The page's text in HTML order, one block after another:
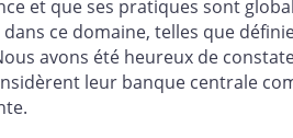
et que ses pratiques sont
ce domaine, telles que
avons été heureux de
leur banque centrale